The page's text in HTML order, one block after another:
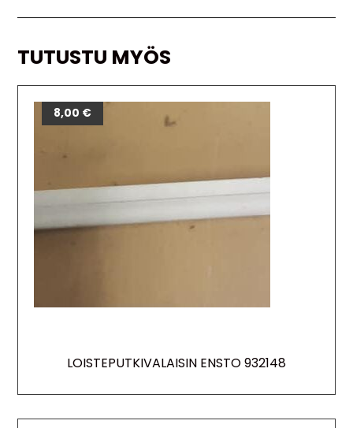
TUTUSTU MYÖS
LOISTEPUTKIVALAISIN ENSTO 932148
8,00 €